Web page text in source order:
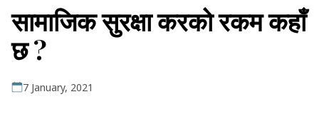
सामाजिक सुरक्षा करको रकम कहाँ
छ ?
7 January, 2021